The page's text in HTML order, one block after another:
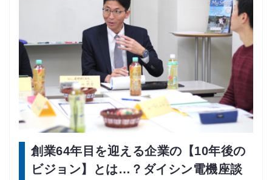
創業64年目を迎える企業の【10年後の
ビジョン】とは…？ダイシン電機座談